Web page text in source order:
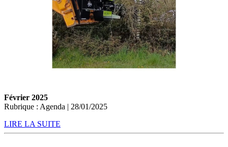
Février 2025
Rubrique : Agenda | 28/01/2025
LIRE LA SUITE